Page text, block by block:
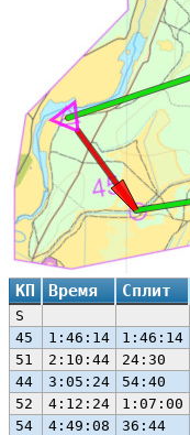
КП Время Сплит
S
45
1:46:14 1:46:14
51
2:10:44 24:30
44
3:05:24 54:40
52
4:12:24 1:07:00
54
4:49:08 36:44